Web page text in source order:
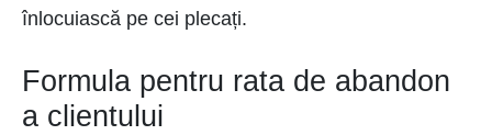
înlocuiască pe cei plecați.
Formula pentru rata de abandon
a clientului